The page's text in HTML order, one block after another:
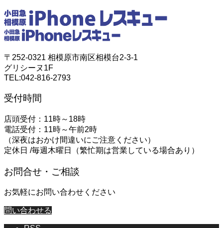
〒252-0321 相模原市南区相模台2-3-1
グリシーヌ1F
TEL:042-816-2793
受付時間
店頭受付：11時～18時
電話受付：11時～午前2時
（深夜はおかけ間違いにご注意ください）
定休日 /毎週木曜日（繁忙期は営業している場合あり）
お問合せ・ご相談
お気軽にお問い合わせください
問い合わせる